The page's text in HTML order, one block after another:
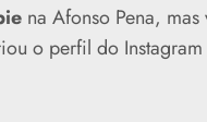
na Afonso Pena,
o perfil do Instagram